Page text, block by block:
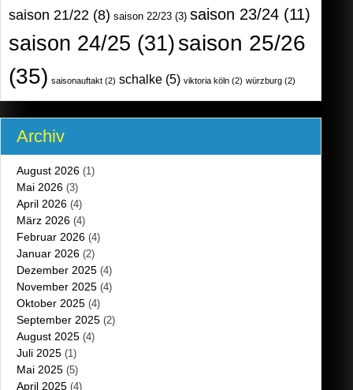
saison 21/22 (8) saison 22/23 (3) saison 23/24 (11)
saison 24/25 (31)saison 25/26
(35) saisonauftakt (2) schalke (5) viktoria köln (2) würzburg (2)
Archiv
August 2026 (1)
Mai 2026 (3)
April 2026 (4)
März 2026 (4)
Februar 2026 (4)
Januar 2026 (2)
Dezember 2025 (4)
November 2025 (4)
Oktober 2025 (4)
September 2025 (2)
August 2025 (4)
Juli 2025 (1)
Mai 2025 (5)
April 2025 (4)